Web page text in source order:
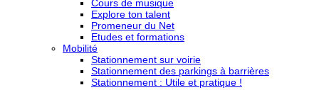
Cours de musique
Explore ton talent
Promeneur du Net
Etudes et formations
Mobilité
Stationnement sur voirie
Stationnement des parkings à barrières
Stationnement : Utile et pratique !